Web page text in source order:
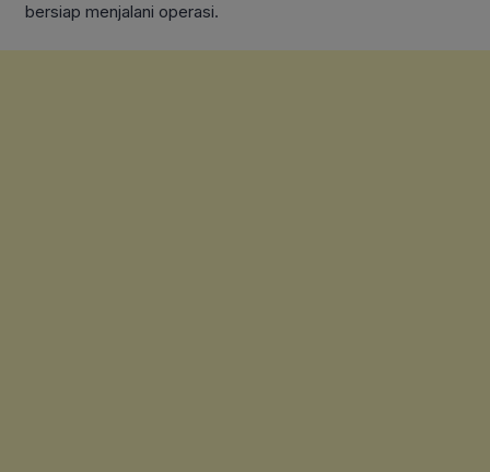
bersiap menjalani operasi.